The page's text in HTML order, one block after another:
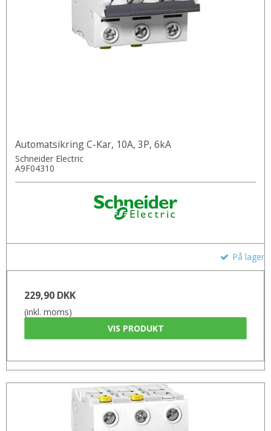
Automatsikring C-Kar, 10A, 3P, 6kA
Schneider Electric
A9F04310
På lager
229,90 DKK
(inkl. moms)
VIS PRODUKT